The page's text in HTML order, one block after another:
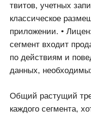
твитов, учетных
классическое
приложении. •
сегмент входит
по действиям и
данных,
Общий растущий
каждого сегмента,